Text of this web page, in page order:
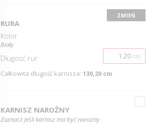
RURA
ZMIEŃ
Kolor
Biały
Długość rur cm
Całkowita długość karnisza: 130,20 cm
KARNISZ NAROŻNY
Zaznacz jeśli karnisz ma być narożny